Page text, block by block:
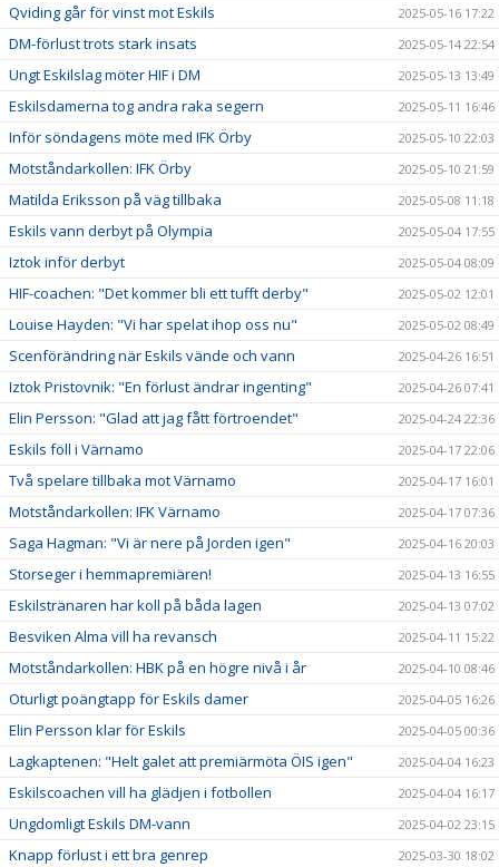
Qviding går för vinst mot Eskils 2025-05-16 17:22
DM-förlust trots stark insats 2025-05-14 22:54
Ungt Eskilslag möter HIF i DM 2025-05-13 13:49
Eskilsdamerna tog andra raka segern 2025-05-11 16:46
Inför söndagens möte med IFK Örby 2025-05-10 22:03
Motståndarkollen: IFK Örby 2025-05-10 21:59
Matilda Eriksson på väg tillbaka 2025-05-08 11:18
Eskils vann derbyt på Olympia 2025-05-04 17:55
Iztok inför derbyt 2025-05-04 08:09
HIF-coachen: "Det kommer bli ett tufft derby" 2025-05-02 12:01
Louise Hayden: "Vi har spelat ihop oss nu" 2025-05-02 08:49
Scenförändring när Eskils vände och vann 2025-04-26 16:51
Iztok Pristovnik: "En förlust ändrar ingenting" 2025-04-26 07:41
Elin Persson: "Glad att jag fått förtroendet" 2025-04-24 22:36
Eskils föll i Värnamo 2025-04-17 22:06
Två spelare tillbaka mot Värnamo 2025-04-17 16:01
Motståndarkollen: IFK Värnamo 2025-04-17 07:36
Saga Hagman: "Vi är nere på Jorden igen" 2025-04-16 20:03
Storseger i hemmapremiären! 2025-04-13 16:55
Eskilstränaren har koll på båda lagen 2025-04-13 07:02
Besviken Alma vill ha revansch 2025-04-11 15:22
Motståndarkollen: HBK på en högre nivå i år 2025-04-10 08:46
Oturligt poängtapp för Eskils damer 2025-04-05 16:26
Elin Persson klar för Eskils 2025-04-05 00:36
Lagkaptenen: "Helt galet att premiärmöta ÖIS igen" 2025-04-04 16:23
Eskilscoachen vill ha glädjen i fotbollen 2025-04-04 16:17
Ungdomligt Eskils DM-vann 2025-04-02 23:15
Knapp förlust i ett bra genrep 2025-03-30 18:02